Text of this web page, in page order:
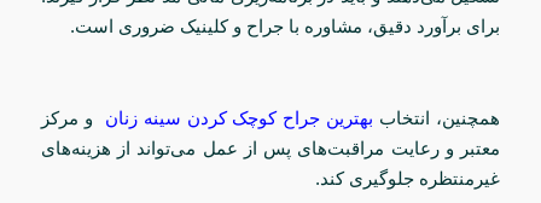
برای برآورد دقیق، مشاوره با جراح و کلینیک ضروری است.
همچنین، انتخاب بهترین جراح کوچک کردن سینه زنان
و مرکز
معتبر و رعایت مراقبت‌های پس از عمل می‌تواند از هزینه‌های
غیرمنتظره جلوگیری کند.